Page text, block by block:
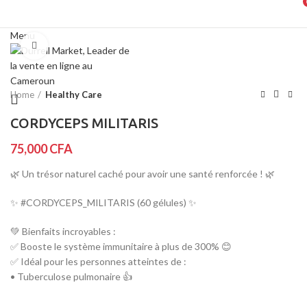
Menu
Click to enlarge
Home Healthy Care
CORDYCEPS MILITARIS
75,000CFA
🌿 Un trésor naturel caché pour avoir une santé renforcée ! 🌿
✨ #CORDYCEPS_MILITARIS (60 gélules) ✨
💚 Bienfaits incroyables :
✅ Booste le système immunitaire à plus de 300% 😊
✅ Idéal pour les personnes atteintes de :
• Tuberculose pulmonaire 👍